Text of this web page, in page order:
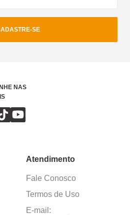
SE
NAS
Atendimento
Fale Conosco
Termos de Uso
E-mail: